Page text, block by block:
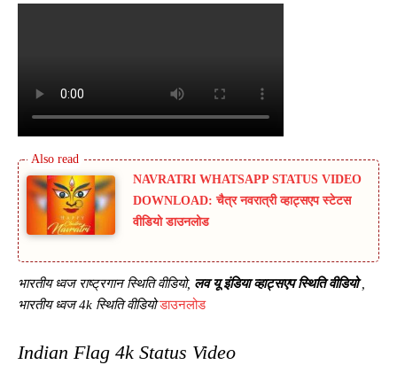
NAVRATRI WHATSAPP STATUS VIDEO
DOWNLOAD: चैत्र नवरात्री व्हाट्सएप स्टेटस
वीडियो डाउनलोड
भारतीय ध्वज राष्ट्रगान स्थिति वीडियो, लव यू इंडिया व्हाट्सएप स्थिति वीडियो,
भारतीय ध्वज 4k स्थिति वीडियोडाउनलोड
Indian Flag 4k Status Video